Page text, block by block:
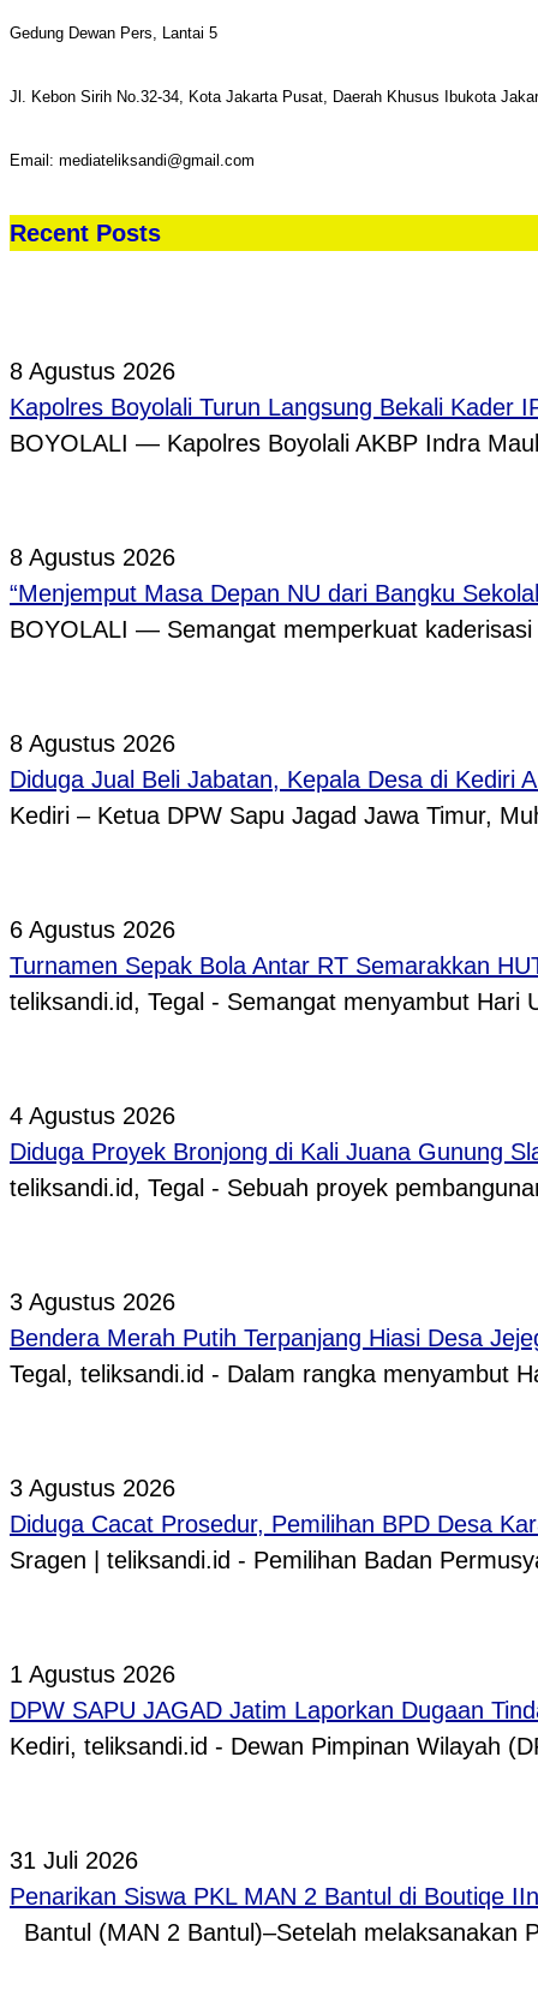
Gedung Dewan Pers, Lantai 5
Jl. Kebon Sirih No.32-34, Kota Jakarta Pusat, Daerah Khusus Ibukota
Email: mediateliksandi@gmail.com
Recent Posts
8 Agustus 2026
Kapolres Boyolali Turun Langsung Bekali Kader
BOYOLALI — Kapolres Boyolali AKBP Indra
8 Agustus 2026
“Menjemput Masa Depan NU dari Bangku
BOYOLALI — Semangat memperkuat
8 Agustus 2026
Diduga Jual Beli Jabatan, Kepala Desa di Kediri
Kediri – Ketua DPW Sapu Jagad Jawa Timur,
6 Agustus 2026
Turnamen Sepak Bola Antar RT Semarakkan
teliksandi.id, Tegal - Semangat menyambut Hari
4 Agustus 2026
Diduga Proyek Bronjong di Kali Juana Gunung
teliksandi.id, Tegal - Sebuah proyek
3 Agustus 2026
Bendera Merah Putih Terpanjang Hiasi Desa
Tegal, teliksandi.id - Dalam rangka menyambut
3 Agustus 2026
Diduga Cacat Prosedur, Pemilihan BPD Desa
Sragen | teliksandi.id - Pemilihan Badan
1 Agustus 2026
DPW SAPU JAGAD Jatim Laporkan Dugaan
Kediri, teliksandi.id - Dewan Pimpinan Wilayah
31 Juli 2026
Penarikan Siswa PKL MAN 2 Bantul di Boutiqe
Bantul (MAN 2 Bantul)–Setelah melaksanakan